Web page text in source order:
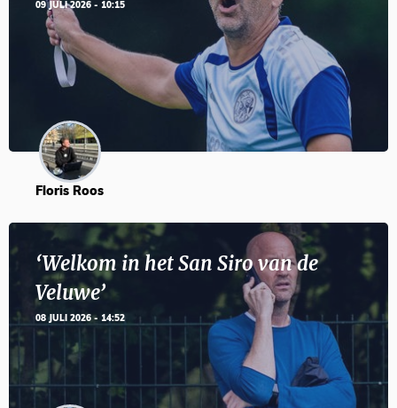
09 JULI 2026 - 10:15
Floris Roos
‘Welkom in het San Siro van de
Veluwe’
08 JULI 2026 - 14:52